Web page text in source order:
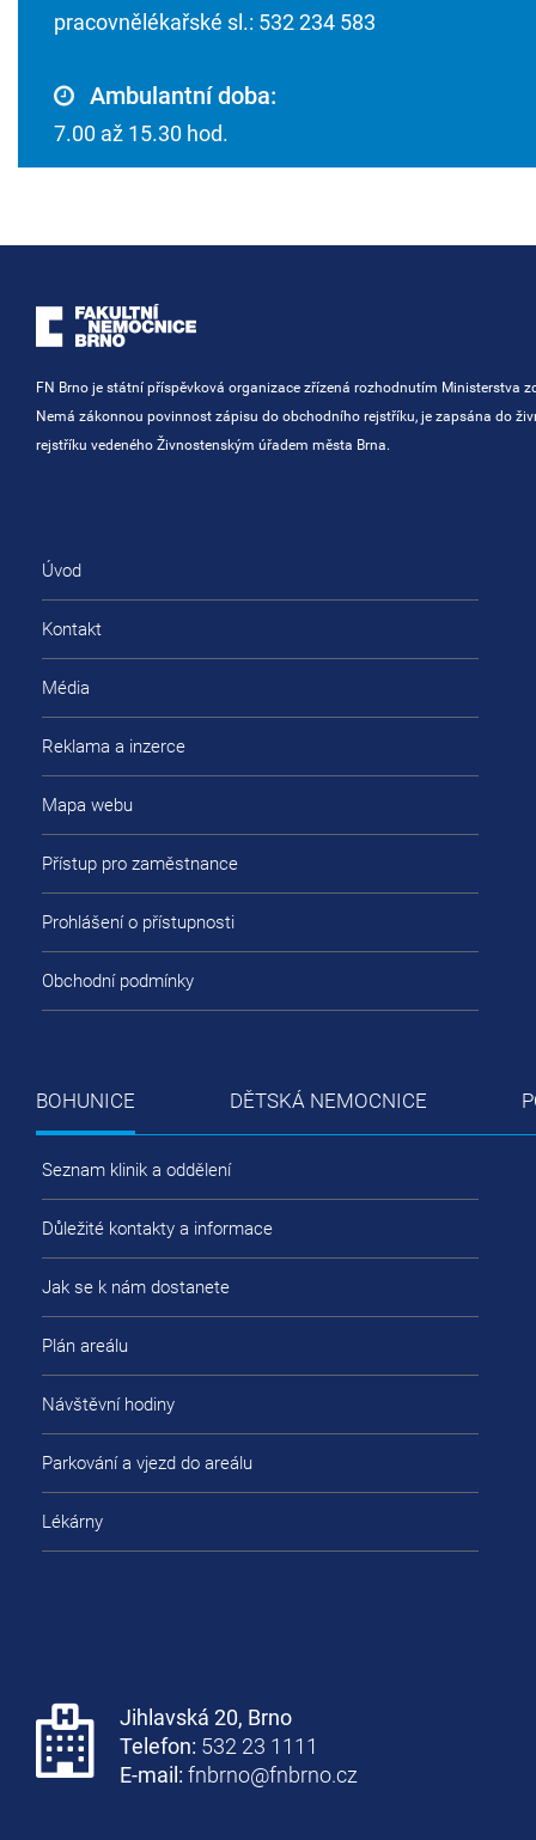
pracovnělékařské sl.: 532 234 583
Ambulantní doba:
7.00 až 15.30 hod.
FN Brno je státní příspěvková organizace zřízená rozhodnutím Ministerstva
Nemá zákonnou povinnost zápisu do obchodního rejstříku, je zapsána do
rejstříku vedeného Živnostenským úřadem města Brna.
Úvod
Kontakt
Média
Reklama a inzerce
Mapa webu
Přístup pro zaměstnance
Prohlášení o přístupnosti
Obchodní podmínky
BOHUNICE DĚTSKÁ NEMOCNICE
Seznam klinik a oddělení
Důležité kontakty a informace
Jak se k nám dostanete
Plán areálu
Návštěvní hodiny
Parkování a vjezd do areálu
Lékárny
Jihlavská 20, Brno
Telefon: 532 23 1111
E-mail: fnbrno@fnbrno.cz